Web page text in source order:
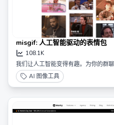
misgif: 人工智能驱动的表情包
108.1K
我们让人工智能变得有趣。为你的群
AI 图像工具